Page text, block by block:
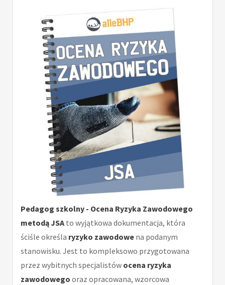
Pedagog szkolny - Ocena Ryzyka Zawodowego
metodą JSA to wyjątkowa dokumentacja, która
ściśle określa ryzyko zawodowe na podanym
stanowisku. Jest to kompleksowo przygotowana
przez wybitnych specjalistów ocena ryzyka
zawodowego oraz opracowana, wzorcowa